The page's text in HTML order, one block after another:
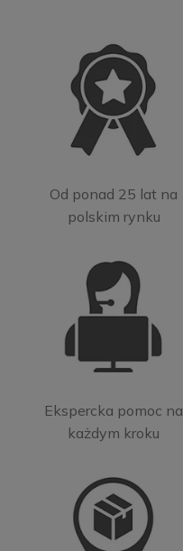
Od ponad 25 lat na
polskim rynku
Ekspercka pomoc na
każdym kroku